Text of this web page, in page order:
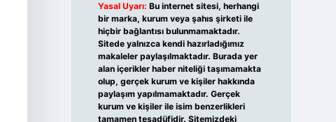
Yasal Uyarı: Bu internet sitesi, herhangi
bir marka, kurum veya şahıs şirketi ile
hiçbir bağlantısı bulunmamaktadır.
Sitede yalnızca kendi hazırladığımız
makaleler paylaşılmaktadır. Burada yer
alan içerikler haber niteliği taşımamakta
olup, gerçek kurum ve kişiler hakkında
paylaşım yapılmamaktadır. Gerçek
kurum ve kişiler ile isim benzerlikleri
tamamen tesadüfidir. Sitemizdeki